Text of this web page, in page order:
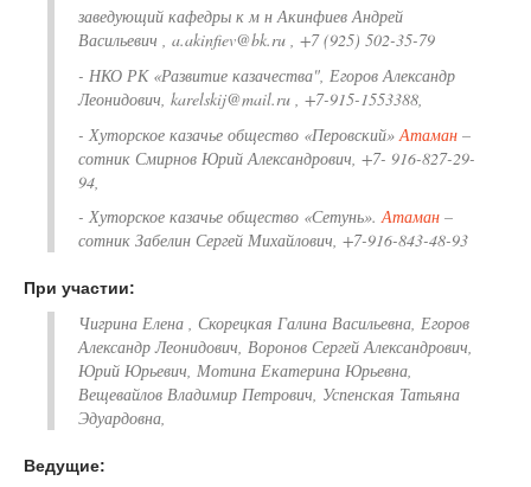
заведующий кафедры к м н Акинфиев Андрей
Васильевич , a.akinfiev@bk.ru , +7 (925) 502-35-79
- НКО РК «Развитие казачества", Егоров Александр
Леонидович, karelskij@mail.ru , +7-915-1553388,
- Хуторское казачье общество «Перовский» Атаман –
сотник Смирнов Юрий Александрович, +7- 916-827-29-
94,
- Хуторское казачье общество «Сетунь».Атаман –
сотник Забелин Сергей Михайлович, +7-916-843-48-93
При участии:
Чигрина Елена , Скорецкая Галина Васильевна, Егоров
Александр Леонидович, Воронов Сергей Александрович,
Юрий Юрьевич, Мотина Екатерина Юрьевна,
Вещевайлов Владимир Петрович, Успенская Татьяна
Эдуардовна,
Ведущие: